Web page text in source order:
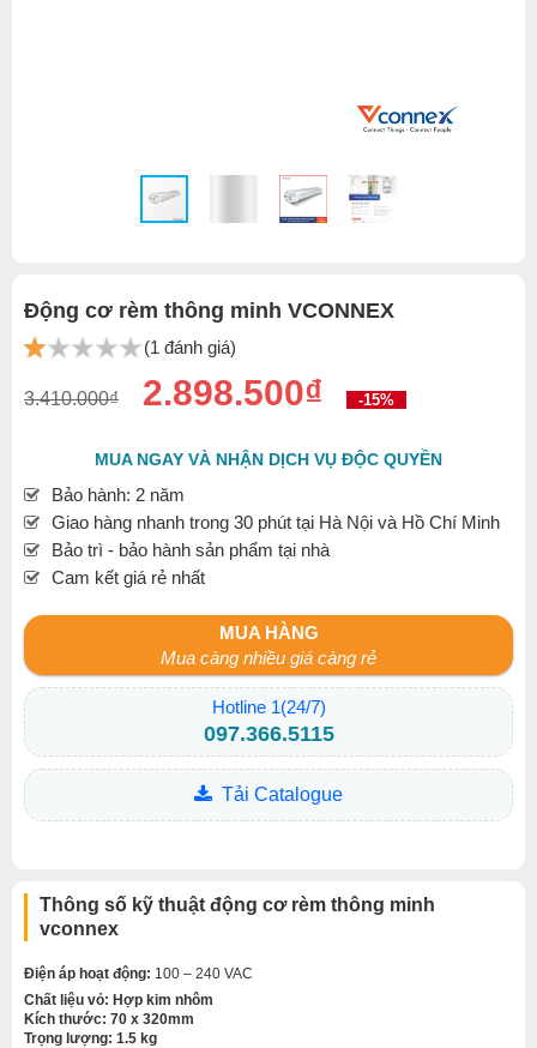
Động cơ rèm thông minh VCONNEX
(1 đánh giá)
3.410.000₫ 2.898.500₫ -15%
MUA NGAY VÀ NHẬN DỊCH VỤ ĐỘC QUYỀN
Bảo hành: 2 năm
Giao hàng nhanh trong 30 phút tại Hà Nội và Hồ Chí Minh
Bảo trì - bảo hành sản phẩm tại nhà
Cam kết giá rẻ nhất
MUA HÀNG
Mua càng nhiều giá càng rẻ
Hotline 1(24/7)
097.366.5115
Tải Catalogue
Thông số kỹ thuật động cơ rèm thông minh
vconnex
Điện áp hoạt động: 100 – 240 VAC
Chất liệu vỏ: Hợp kim nhôm
Kích thước: 70 x 320mm
Trọng lượng: 1.5 kg